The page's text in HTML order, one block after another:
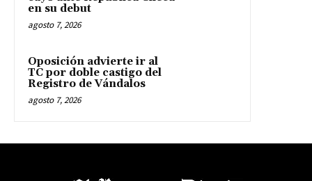
en su debut
agosto 7, 2026
Oposición advierte ir al
TC por doble castigo del
Registro de Vándalos
agosto 7, 2026